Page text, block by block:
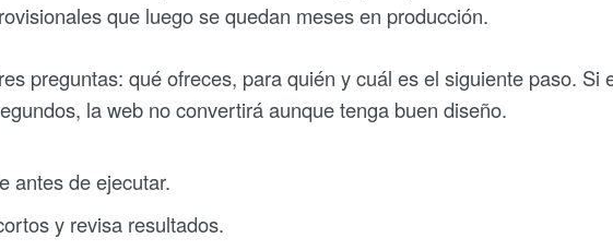
que luego se quedan meses en producción.
preguntas: qué ofreces, para quién y cuál es el siguiente paso. Si
la web no convertirá aunque tenga buen diseño.
antes de ejecutar.
y revisa resultados.